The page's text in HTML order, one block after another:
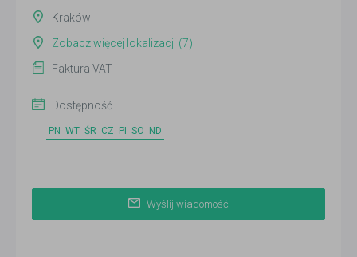
Kraków
Zobacz więcej lokalizacji (7)
Faktura VAT
Dostępność
PN WT ŚR CZ PI SO ND
Wyślij wiadomość